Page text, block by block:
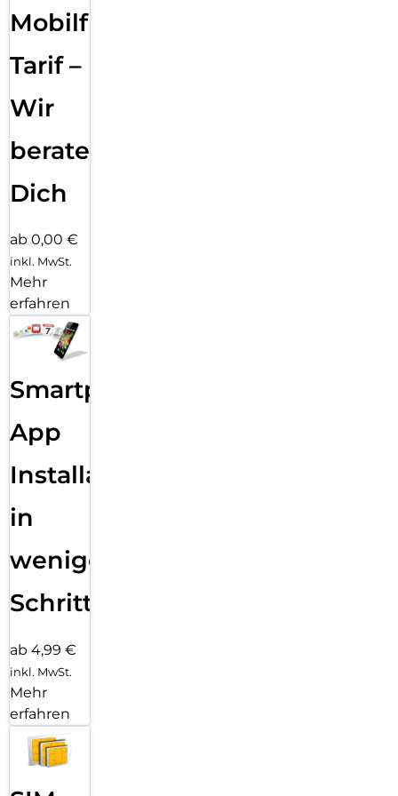
Mobilfunk
Tarif –
Wir
beraten
Dich
ab 0,00 €
inkl. MwSt.
Mehr
erfahren
Smartphone
App
Installation
in
wenigen
Schritten
ab 4,99 €
inkl. MwSt.
Mehr
erfahren